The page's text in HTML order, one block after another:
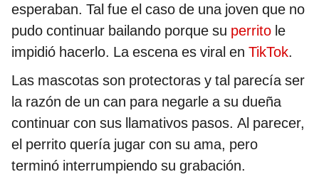
esperaban. Tal fue el caso de una joven que no
pudo continuar bailando porque su perrito le
impidió hacerlo. La escena es viral en TikTok.
Las mascotas son protectoras y tal parecía ser
la razón de un can para negarle a su dueña
continuar con sus llamativos pasos. Al parecer,
el perrito quería jugar con su ama, pero
terminó interrumpiendo su grabación.